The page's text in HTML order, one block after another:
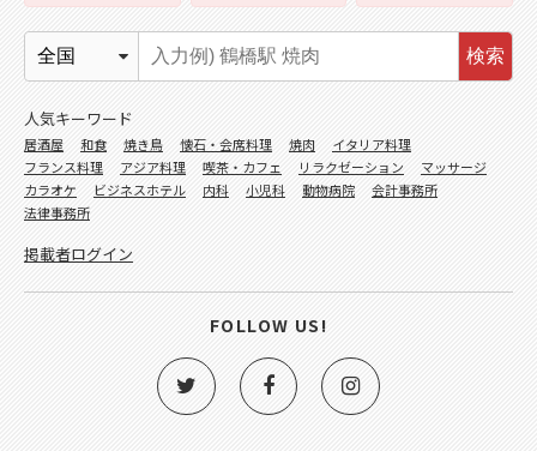
検索
人気キーワード
居酒屋 和食 焼き鳥 懐石・会席料理 焼肉
イタリア料理
フランス料理
アジア料理 喫茶・カフェ リラクゼーション
マッサージ
カラオケ
ビジネスホテル 内科 小児科 動物病院
会計事務所
法律事務所
掲載者ログイン
FOLLOW US!